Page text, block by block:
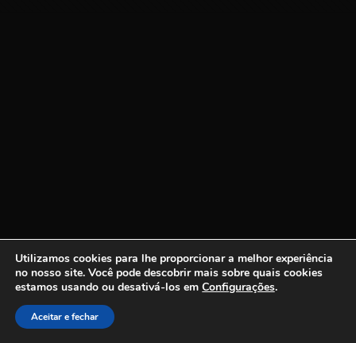
Utilizamos cookies para lhe proporcionar a melhor experiência
no nosso site. Você pode descobrir mais sobre quais cookies
estamos usando ou desativá-los em Configurações.
Aceitar e fechar